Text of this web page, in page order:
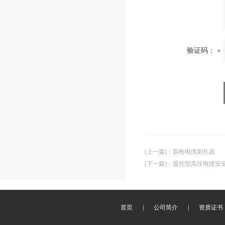
验证码：
(上一篇) ： 双枪电缆刺扎器
(下一篇) ： 遥控型高压电缆安
首页 公司简介 资质证书